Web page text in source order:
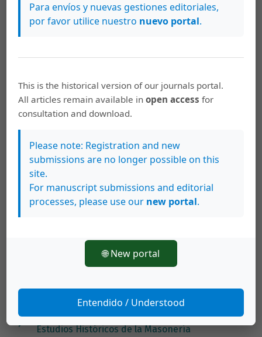
https://archivo.revistas.ucr.ac.cr/index.php/rehmlac/article/view
/6862
Descargas
Artículos más leídos del mismo autor/a
Samuel Sánchez Gálvez,La logia masónica
cienfueguera Fernandina de Jagua (1878-1902).
Un estudio de caso,REHMLAC+, Revista de
Estudios Históricos de la Masonería
Para envíos y nuevas gestiones editoriales,
por favor utilice nuestro nuevo portal.
This is the historical version of our journals portal.
All articles remain available inopen access for
consultation and download.
Please note: Registration and new
submissions are no longer possible on this
site.
For manuscript submissions and editorial
processes, please use our new portal.
🌐 New portal
Entendido / Understood